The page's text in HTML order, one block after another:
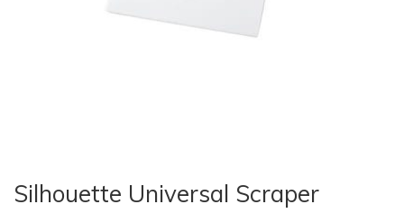
Silhouette Universal Scraper